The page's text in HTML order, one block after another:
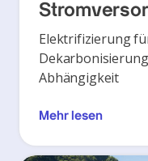
Elektrifizierung
Abhängigkeit
Mehr lesen